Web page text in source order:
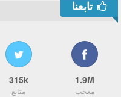
تابعنا
1.9M
معجب
315k
متابع